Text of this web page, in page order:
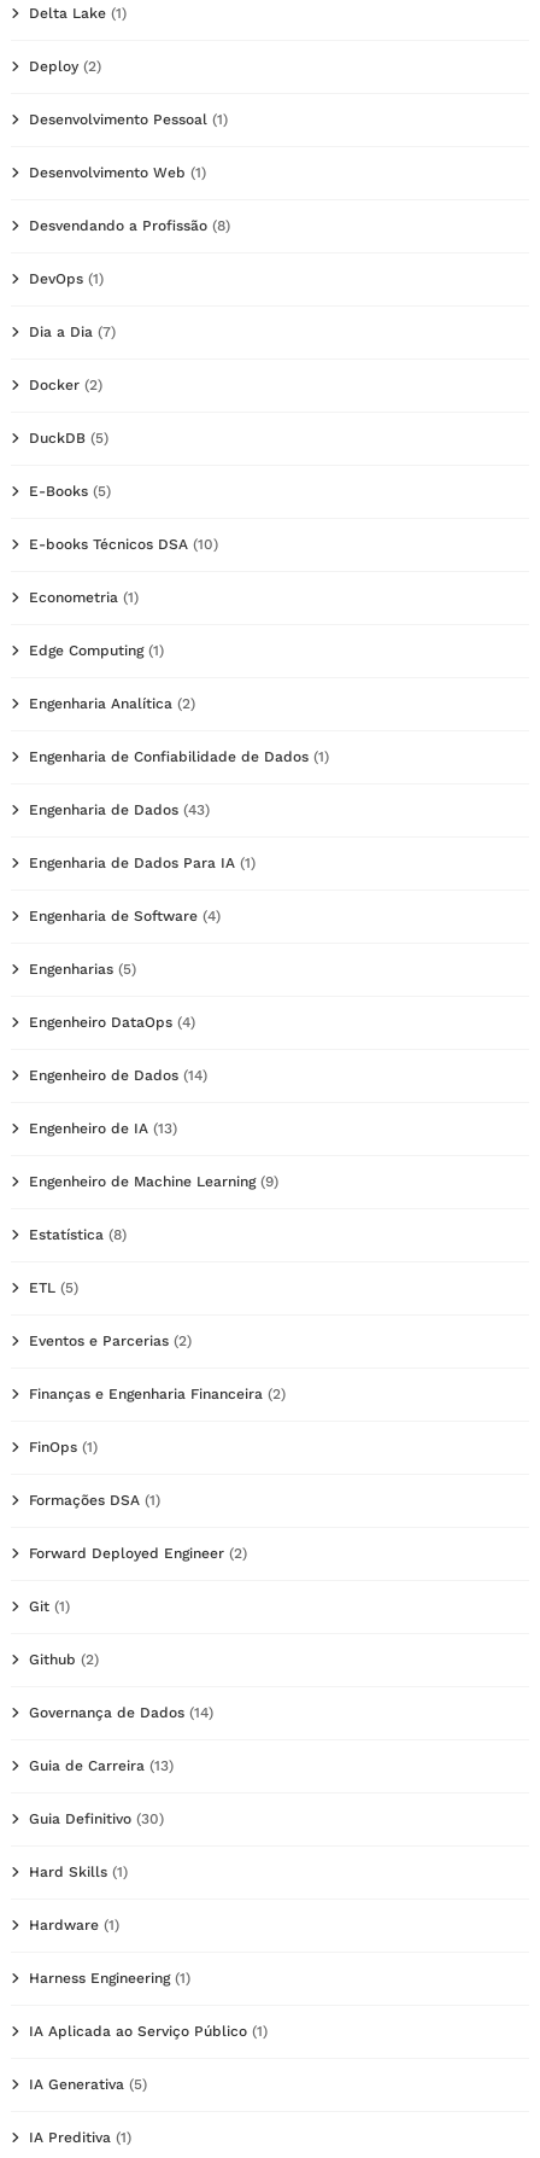
Delta Lake (1)
Deploy (2)
Desenvolvimento Pessoal (1)
Desenvolvimento Web (1)
Desvendando a Profissão (8)
DevOps (1)
Dia a Dia (7)
Docker (2)
DuckDB (5)
E-Books (5)
E-books Técnicos DSA (10)
Econometria (1)
Edge Computing(1)
Engenharia Analítica (2)
Engenharia de Confiabilidade de Dados (1)
Engenharia de Dados (43)
Engenharia de Dados Para IA (1)
Engenharia de Software (4)
Engenharias (5)
Engenheiro DataOps (4)
Engenheiro de Dados (14)
Engenheiro de IA (13)
Engenheiro de Machine Learning(9)
Estatística (8)
ETL (5)
Eventos e Parcerias (2)
Finanças e Engenharia Financeira (2)
FinOps (1)
Formações DSA (1)
Forward Deployed Engineer (2)
Git (1)
Github (2)
Governança de Dados (14)
Guia de Carreira (13)
Guia Definitivo (30)
Hard Skills (1)
Hardware (1)
Harness Engineering(1)
IA Aplicada ao Serviço Público (1)
IA Generativa (5)
IA Preditiva (1)